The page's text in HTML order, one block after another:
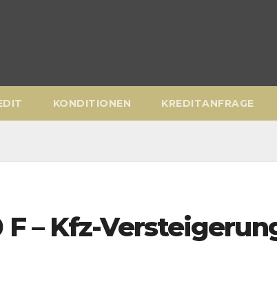
KONDITIONEN KREDITANFRAGE
F – Kfz-